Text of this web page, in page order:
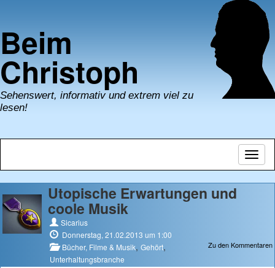
Beim
Christoph
Sehenswert, informativ und extrem viel zu
lesen!
Utopische Erwartungen und
coole Musik
Sicarius
Donnerstag, 21.02.2013 um 1:00
Zu den Kommentaren
Bücher, Filme & Musik, Gehört,
Unterhaltungsbranche